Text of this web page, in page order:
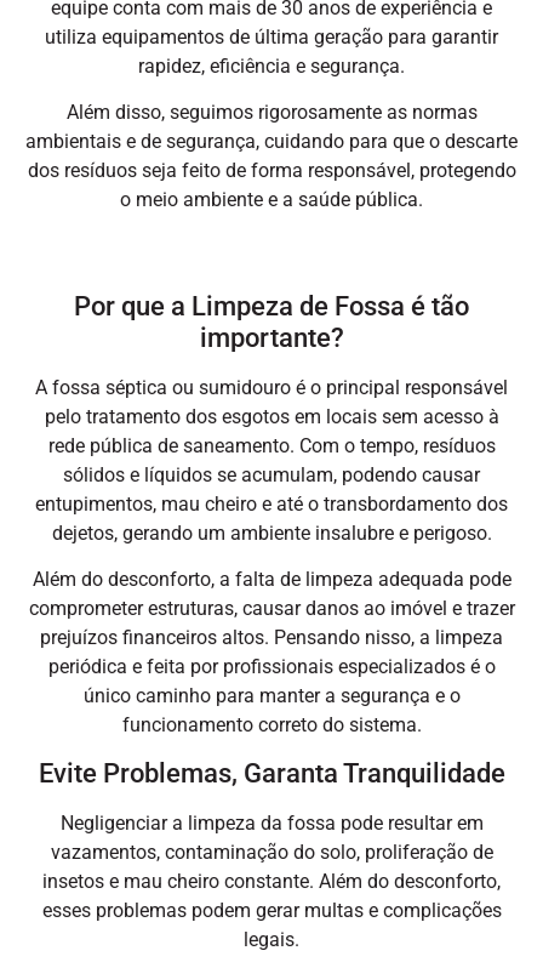
equipe conta com mais de 30 anos de experiência e
utiliza equipamentos de última geração para garantir
rapidez, eficiência e segurança.
Além disso, seguimos rigorosamente as normas
ambientais e de segurança, cuidando para que o descarte
dos resíduos seja feito de forma responsável, protegendo
o meio ambiente e a saúde pública.
Por que a Limpeza de Fossa é tão
importante?
A fossa séptica ou sumidouro é o principal responsável
pelo tratamento dos esgotos em locais sem acesso à
rede pública de saneamento. Com o tempo, resíduos
sólidos e líquidos se acumulam, podendo causar
entupimentos, mau cheiro e até o transbordamento dos
dejetos, gerando um ambiente insalubre e perigoso.
Além do desconforto, a falta de limpeza adequada pode
comprometer estruturas, causar danos ao imóvel e trazer
prejuízos financeiros altos. Pensando nisso, a limpeza
periódica e feita por profissionais especializados é o
único caminho para manter a segurança e o
funcionamento correto do sistema.
Evite Problemas, Garanta Tranquilidade
Negligenciar a limpeza da fossa pode resultar em
vazamentos, contaminação do solo, proliferação de
insetos e mau cheiro constante. Além do desconforto,
esses problemas podem gerar multas e complicações
legais.